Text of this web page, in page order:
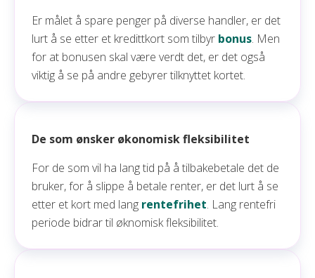
Er målet å spare penger på diverse handler, er det
lurt å se etter et kredittkort som tilbyr bonus. Men
for at bonusen skal være verdt det, er det også
viktig å se på andre gebyrer tilknyttet kortet.
De som ønsker økonomisk fleksibilitet
For de som vil ha lang tid på å tilbakebetale det de
bruker, for å slippe å betale renter, er det lurt å se
etter et kort med lang rentefrihet. Lang rentefri
periode bidrar til øknomisk fleksibilitet.